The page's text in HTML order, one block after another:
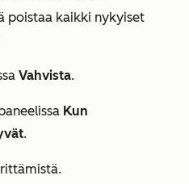
poistaa kaikki nykyiset
Vahvista.
Kun
.